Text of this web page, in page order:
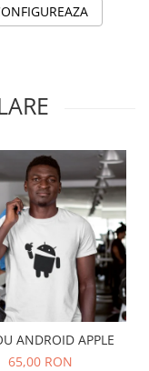
ANDROID APPLE
65,00 RON